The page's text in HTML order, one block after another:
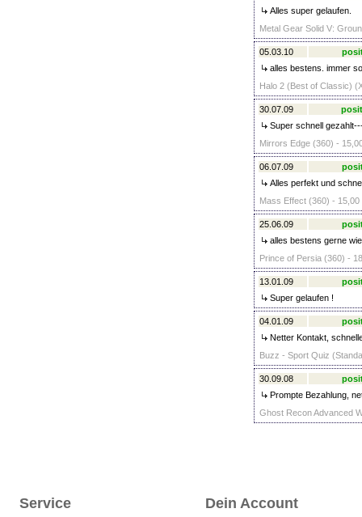
Alles super gelaufen.
Metal Gear Solid V:
05.03.10
alles bestens. immer
Halo 2 (Best of Classic)
30.07.09
Super schnell
Mirrors Edge (360) -
06.07.09
Alles perfekt und
Mass Effect (360) - 15,00
25.06.09
alles bestens gerne
Prince of Persia (360) -
13.01.09
Super gelaufen !
04.01.09
Netter Kontakt,
Buzz - Sport Quiz
30.09.08
Prompte Bezahlung,
Ghost Recon Advanced
Service Dein Account